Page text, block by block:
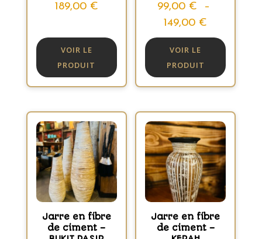
189,00 €
VOIR LE
PRODUIT
99,00 €
–
149,00 €
de
99,00 €
à
VOIR LE
PRODUIT
Jarre en fibre
de ciment –
Jarre en fibre
de ciment –